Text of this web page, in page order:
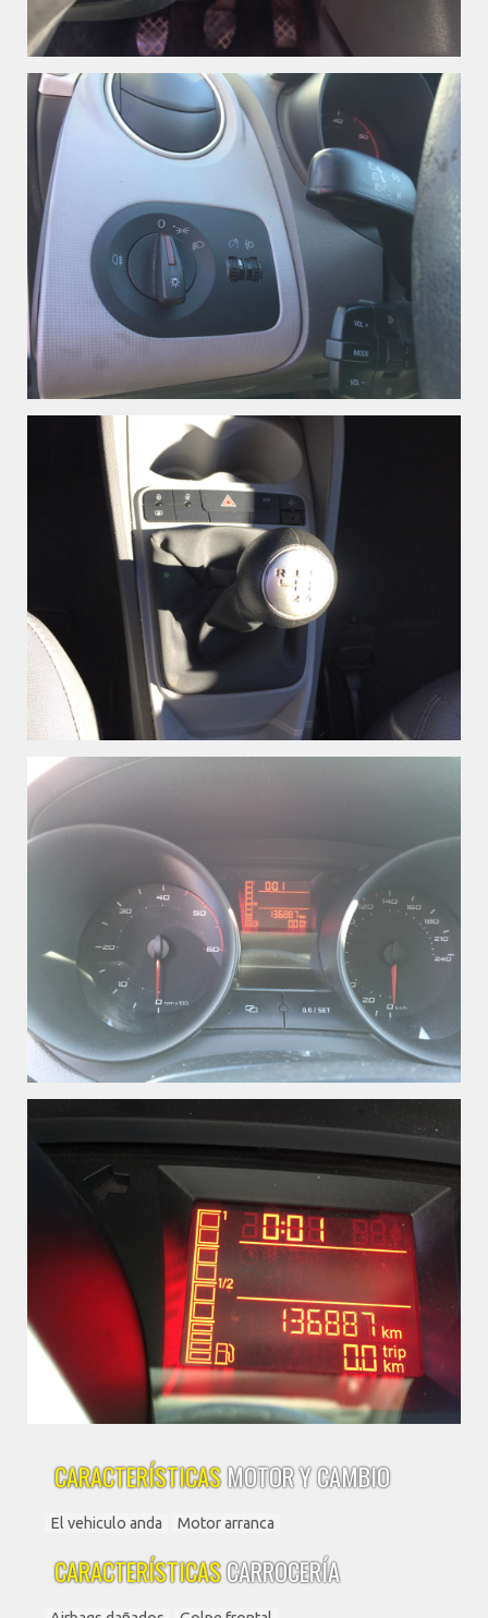
CARACTERÍSTICASMOTOR Y CAMBIO
El vehiculo anda Motor arranca
CARACTERÍSTICASCARROCERÍA